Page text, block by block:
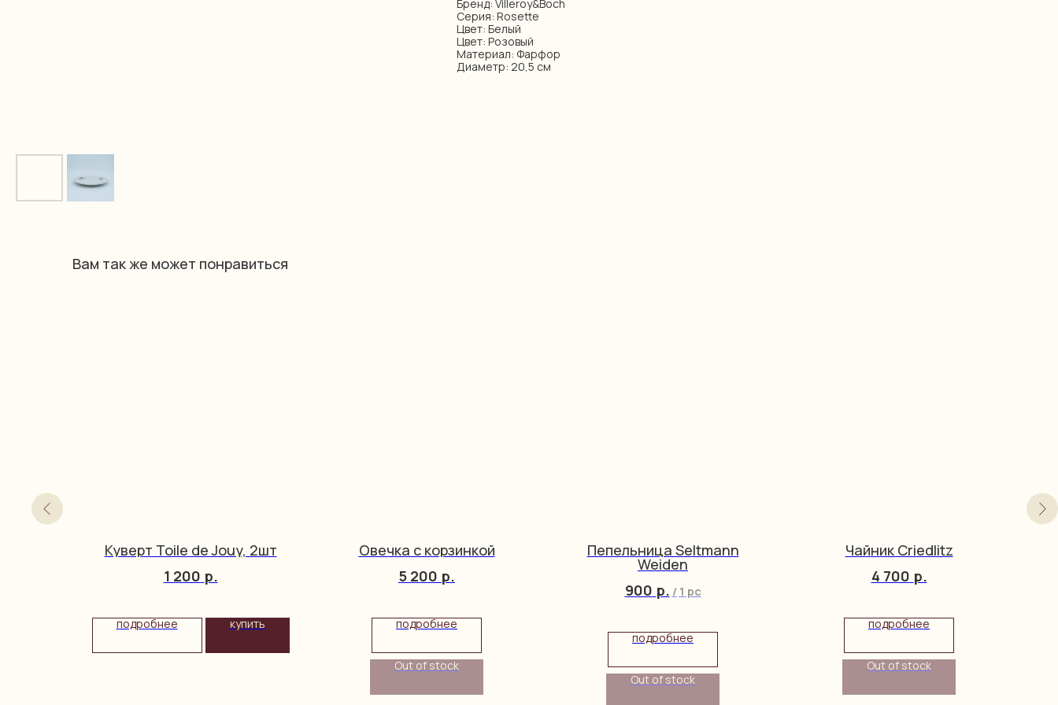
Бренд: Villeroy&Boch
Серия: Rosette
Цвет: Белый
Цвет: Розовый
Материал: Фарфор
Диаметр: 20,5 см
Вам так же может понравиться
Куверт Toile de Jouy, 2шт
1 200 р.
подробнее купить
Овечка с корзинкой
5 200 р.
подробнее
Out of stock
Пепельница Seltmann
Weiden
900 р. / 1 pc
подробнее
Out of stock
Чайник Criedlitz
4 700 р.
подробнее
Out of stock